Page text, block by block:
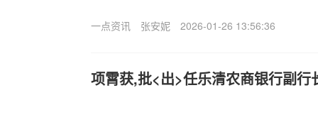
一点资讯 张安妮 2026-01-26 13:56:36
项霄获,批<出>任乐清农商银行副行